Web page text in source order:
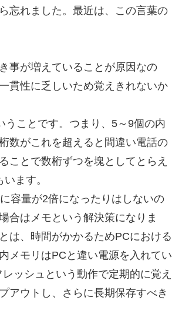
忘れました。最近は、この言葉の
事が増えていることが原因なの
貫性に乏しいため覚えきれないか
ことです。つまり、5～9個の内
数がこれを超えると間違い電話の
ことで数桁ずつを塊としてとらえ
ます。
容量が2倍になったりはしないの
合はメモという解決策になりま
は、時間がかかるためPCにおける
メモリはPCと違い電源を入れてい
ッシュという動作で定期的に覚え
アウトし、さらに長期保存すべき